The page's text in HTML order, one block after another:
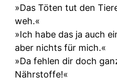
»Das Töten tut den
weh.«
»Ich habe das ja auch
aber nichts für mich.«
»Da fehlen dir doch
Nährstoffe!«